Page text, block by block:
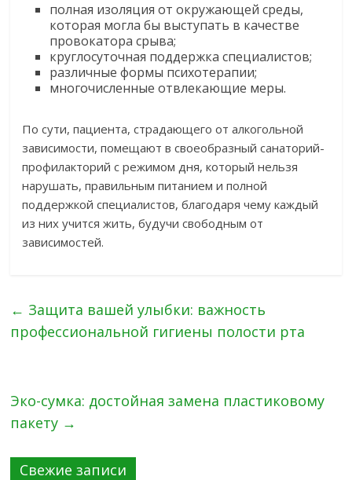
полная изоляция от окружающей среды,
которая могла бы выступать в качестве
провокатора срыва;
круглосуточная поддержка специалистов;
различные формы психотерапии;
многочисленные отвлекающие меры.
По сути, пациента, страдающего от алкогольной
зависимости, помещают в своеобразный санаторий-
профилакторий с режимом дня, который нельзя
нарушать, правильным питанием и полной
поддержкой специалистов, благодаря чему каждый
из них учится жить, будучи свободным от
зависимостей.
← Защита вашей улыбки: важность
профессиональной гигиены полости рта
Эко-сумка: достойная замена пластиковому
пакету →
Свежие записи